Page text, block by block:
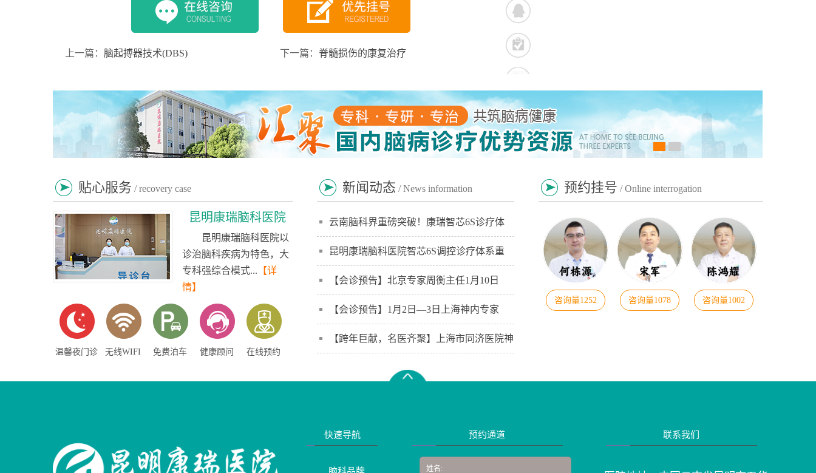
上一篇： 脑起搏器技术(DBS) 下一篇： 脊髓损伤的康复治疗
贴心服务 / recovery case
昆明康瑞脑科医院
昆明康瑞脑科医院以
诊治脑科疾病为特色，大
专科强综合模式... 【详
情】
温馨夜门诊 无线WIFI 免费泊车 健康顾问 在线预约
新闻动态 / News information
云南脑科界重磅突破！康瑞智芯6S诊疗体
昆明康瑞脑科医院智芯6S调控诊疗体系重
【会诊预告】北京专家周衡主任1月10日
【会诊预告】1月2日—3日上海神内专家
【跨年巨献，名医齐聚】上海市同济医院神
预约挂号 / Online interrogation
咨询量1252 咨询量1078 咨询量1002
快速导航 预约通道 联系我们